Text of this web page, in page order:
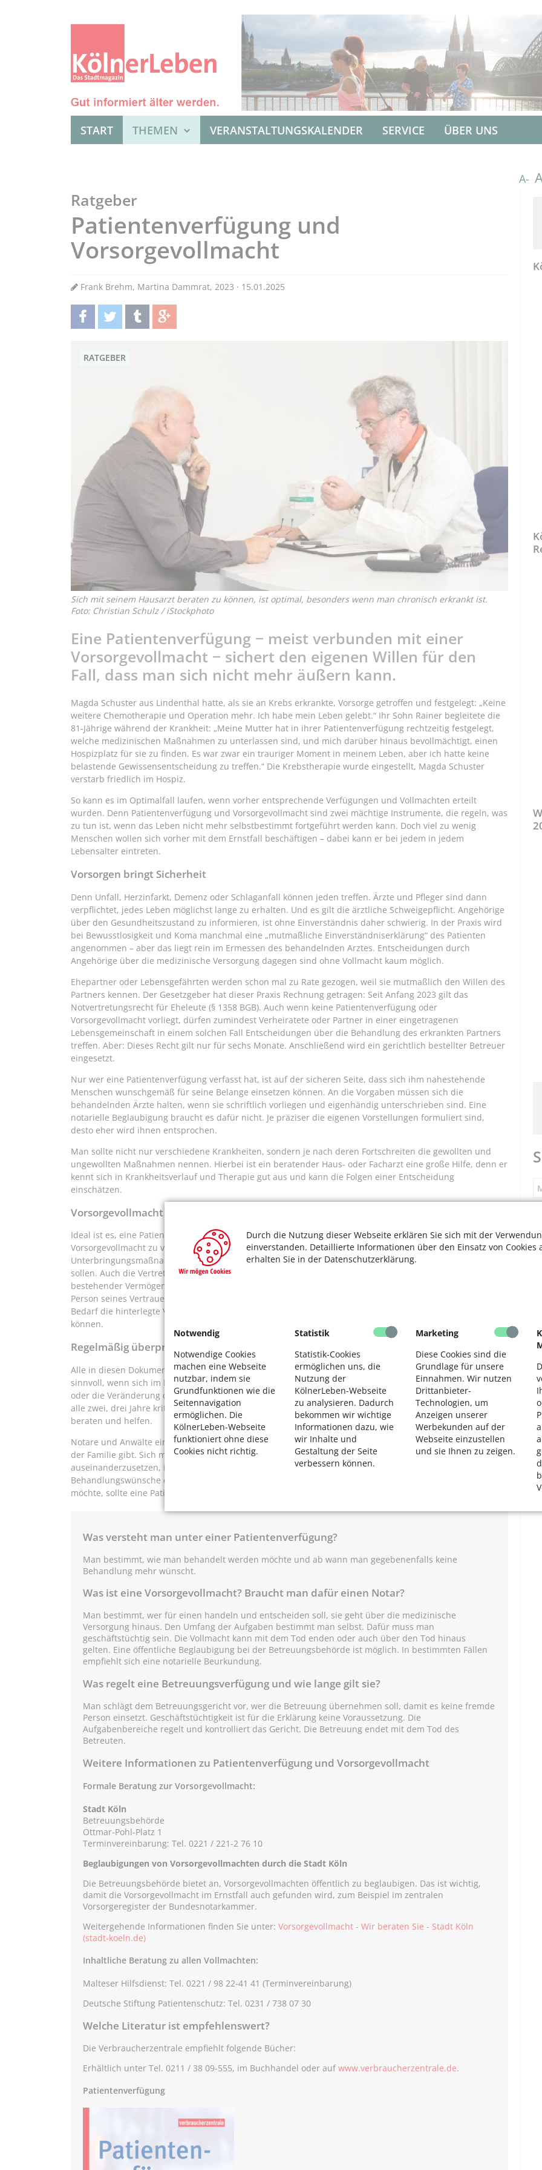
Durch die Nutzung dieser Webseite erklären Sie sich mit der
einverstanden. Detaillierte Informationen über den Einsatz von Cookies
erhalten Sie in der Datenschutzerklärung.
Notwendig
Notwendige Cookies
machen eine Webseite
nutzbar, indem sie
Grundfunktionen wie die
Seitennavigation
ermöglichen. Die
KölnerLeben-Webseite
funktioniert ohne diese
Cookies nicht richtig.
Statistik
Statistik-Cookies
ermöglichen uns, die
Nutzung der
KölnerLeben-Webseite
zu analysieren. Dadurch
bekommen wir wichtige
Informationen dazu, wie
wir Inhalte und
Gestaltung der Seite
verbessern können.
Marketing
Diese Cookies sind die
Grundlage für unsere
Einnahmen. Wir nutzen
Drittanbieter-
Technologien, um
Anzeigen unserer
Werbekunden auf der
Webseite einzustellen
und sie Ihnen zu zeigen.
START THEMEN VERANSTALTUNGSKALENDER SERVICE ÜBER UNS
A-
Ratgeber
Patientenverfügung und
Vorsorgevollmacht
Frank Brehm, Martina Dammrat, 2023 · 15.01.2025
RATGEBER
Sich mit seinem Hausarzt beraten zu können, ist optimal, besonders wenn man chronisch erkrankt ist.
Foto: Christian Schulz / iStockphoto
Eine Patientenverfügung − meist verbunden mit einer
Vorsorgevollmacht − sichert den eigenen Willen für den
Fall, dass man sich nicht mehr äußern kann.
Magda Schuster aus Lindenthal hatte, als sie an Krebs erkrankte, Vorsorge getroffen und festgelegt: „Keine
weitere Chemotherapie und Operation mehr. Ich habe mein Leben gelebt.“ Ihr Sohn Rainer begleitete die
81-Jährige während der Krankheit: „Meine Mutter hat in ihrer Patientenverfügung rechtzeitig festgelegt,
welche medizinischen Maßnahmen zu unterlassen sind, und mich darüber hinaus bevollmächtigt, einen
Hospizplatz für sie zu finden. Es war zwar ein trauriger Moment in meinem Leben, aber ich hatte keine
belastende Gewissensentscheidung zu treffen.“ Die Krebstherapie wurde eingestellt, Magda Schuster
verstarb friedlich im Hospiz.
So kann es im Optimalfall laufen, wenn vorher entsprechende Verfügungen und Vollmachten erteilt
wurden. Denn Patientenverfügung und Vorsorgevollmacht sind zwei mächtige Instrumente, die regeln, was
zu tun ist, wenn das Leben nicht mehr selbstbestimmt fortgeführt werden kann. Doch viel zu wenig
Menschen wollen sich vorher mit dem Ernstfall beschäftigen – dabei kann er bei jedem in jedem
Lebensalter eintreten.
Vorsorgen bringt Sicherheit
Denn Unfall, Herzinfarkt, Demenz oder Schlaganfall können jeden treffen. Ärzte und Pfleger sind dann
verpflichtet, jedes Leben möglichst lange zu erhalten. Und es gilt die ärztliche Schweigepflicht. Angehörige
über den Gesundheitszustand zu informieren, ist ohne Einverständnis daher schwierig. In der Praxis wird
bei Bewusstlosigkeit und Koma manchmal eine „mutmaßliche Einverständniserklärung“ des Patienten
angenommen – aber das liegt rein im Ermessen des behandelnden Arztes. Entscheidungen durch
Angehörige über die medizinische Versorgung dagegen sind ohne Vollmacht kaum möglich.
Ehepartner oder Lebensgefährten werden schon mal zu Rate gezogen, weil sie mutmaßlich den Willen des
Partners kennen. Der Gesetzgeber hat dieser Praxis Rechnung getragen: Seit Anfang 2023 gilt das
Notvertretungsrecht für Eheleute (§ 1358 BGB). Auch wenn keine Patientenverfügung oder
Vorsorgevollmacht vorliegt, dürfen zumindest Verheiratete oder Partner in einer eingetragenen
Lebensgemeinschaft in einem solchen Fall Entscheidungen über die Behandlung des erkrankten Partners
treffen. Aber: Dieses Recht gilt nur für sechs Monate. Anschließend wird ein gerichtlich bestellter Betreuer
eingesetzt.
Nur wer eine Patientenverfügung verfasst hat, ist auf der sicheren Seite, dass sich ihm nahestehende
Menschen wunschgemäß für seine Belange einsetzen können. An die Vorgaben müssen sich die
behandelnden Ärzte halten, wenn sie schriftlich vorliegen und eigenhändig unterschrieben sind. Eine
notarielle Beglaubigung braucht es dafür nicht. Je präziser die eigenen Vorstellungen formuliert sind,
desto eher wird ihnen entsprochen.
Man sollte nicht nur verschiedene Krankheiten, sondern je nach deren Fortschreiten die gewollten und
ungewollten Maßnahmen nennen. Hierbei ist ein beratender Haus- oder Facharzt eine große Hilfe, denn er
kennt sich in Krankheitsverlauf und Therapie gut aus und kann die Folgen einer Entscheidung
einschätzen.
Vorsorgevollmacht als sinnvolle Ergänzung
Ideal ist es, eine Patientenverfügung mit einer – über die rein medizinischen Fragen hinausgehenden –
Vorsorgevollmacht zu verbinden. Sie regelt im Ernstfall, wer sich um Pflege- und
Unterbringungsmaßnahmen kümmern darf und welchen eigenen Wertevorstellungen diese entsprechen
sollen. Auch die Vertretung gegenüber Krankenkassen, Banken und Behörden und die Verwendung
bestehender Vermögenswerte kann man ausdrücklich regeln. Man sollte sich dazu vorab gründlich mit der
Person seines Vertrauens austauschen, damit sie die Wünsche kennt. Die bevollmächtigte Person sollte bei
Bedarf die hinterlegte Vollmacht im Original und die Patientenverfügung – Kopie genügt – auffinden
können.
Regelmäßig überprüfen sinnvoll
Alle in diesen Dokumenten festgehaltenen Regelungen lassen sich jederzeit ändern. Das ist immer dann
sinnvoll, wenn sich im Leben etwas ändert, etwa durch eine neue Erkrankung, den Verlust des Partners
oder die Veränderung der eigenen Wertevorstellungen. Besser, man sieht die eigene Patientenverfügung
alle zwei, drei Jahre kritisch durch. Neben dem Hausarzt können auch Seelsorger bei der Erstellung
beraten und helfen.
Notare und Anwälte einzuschalten ist immer dann sinnvoll, wenn Vermögen vorhanden ist oder es Streit in
der Familie gibt. Sich mit einer Situation nach einem Unfall oder gar mit seiner letzten Lebensphase
auseinanderzusetzen, ist sicherlich kein angenehmes oder leichtes Thema. Doch wer seine
Behandlungswünsche erklären und wichtige Entscheidungen in die Hände vertrauter Personen legen
möchte, sollte eine Patientenverfügung und Vorsorgevollmacht so früh wie möglich verfassen.
Was versteht man unter einer Patientenverfügung?
Man bestimmt, wie man behandelt werden möchte und ab wann man gegebenenfalls keine
Behandlung mehr wünscht.
Was ist eine Vorsorgevollmacht? Braucht man dafür einen Notar?
Man bestimmt, wer für einen handeln und entscheiden soll, sie geht über die medizinische
Versorgung hinaus. Den Umfang der Aufgaben bestimmt man selbst. Dafür muss man
geschäftstüchtig sein. Die Vollmacht kann mit dem Tod enden oder auch über den Tod hinaus
gelten. Eine öffentliche Beglaubigung bei der Betreuungsbehörde ist möglich. In bestimmten Fällen
empfiehlt sich eine notarielle Beurkundung.
Was regelt eine Betreuungsverfügung und wie lange gilt sie?
Man schlägt dem Betreuungsgericht vor, wer die Betreuung übernehmen soll, damit es keine fremde
Person einsetzt. Geschäftstüchtigkeit ist für die Erklärung keine Voraussetzung. Die
Aufgabenbereiche regelt und kontrolliert das Gericht. Die Betreuung endet mit dem Tod des
Betreuten.
Weitere Informationen zu Patientenverfügung und Vorsorgevollmacht
Formale Beratung zur Vorsorgevollmacht:
Stadt Köln
Betreuungsbehörde
Ottmar-Pohl-Platz 1
Terminvereinbarung: Tel. 0221 / 221-2 76 10
Beglaubigungen von Vorsorgevollmachten durch die Stadt Köln
Die Betreuungsbehörde bietet an, Vorsorgevollmachten öffentlich zu beglaubigen. Das ist wichtig,
damit die Vorsorgevollmacht im Ernstfall auch gefunden wird, zum Beispiel im zentralen
Vorsorgeregister der Bundesnotarkammer.
Weitergehende Informationen finden Sie unter: Vorsorgevollmacht - Wir beraten Sie - Stadt Köln
(stadt-koeln.de)
Inhaltliche Beratung zu allen Vollmachten:
Malteser Hilfsdienst: Tel. 0221 / 98 22-41 41 (Terminvereinbarung)
Deutsche Stiftung Patientenschutz: Tel. 0231 / 738 07 30
Welche Literatur ist empfehlenswert?
Die Verbraucherzentrale empfiehlt folgende Bücher:
Erhältlich unter Tel. 0211 / 38 09-555, im Buchhandel oder auf www.verbraucherzentrale.de.
Patientenverfügung